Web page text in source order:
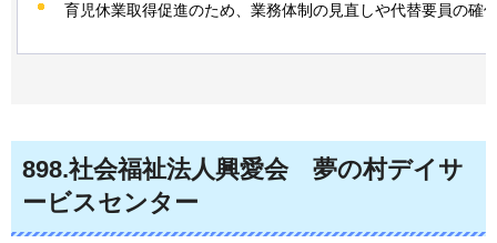
育児休業取得促進のため、業務体制の見直しや代替要員の確
898.社会福祉法人興愛会 夢の村デイサ
ービスセンター